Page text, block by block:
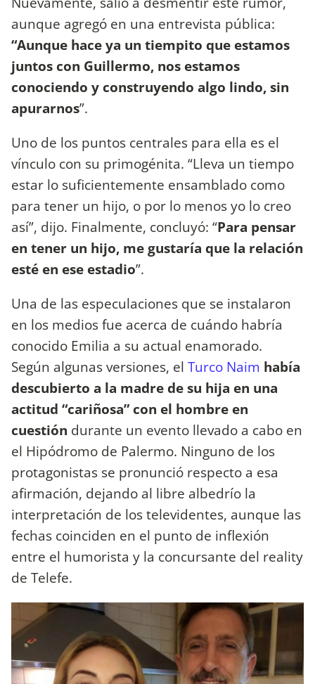
aunque agregó en una entrevista pública:
“Aunque hace ya un tiempito que estamos
juntos con Guillermo, nos estamos
conociendo y construyendo algo lindo, sin
apurarnos”.
Uno de los puntos centrales para ella es el
vínculo con su primogénita. “Lleva un tiempo
estar lo suficientemente ensamblado como
para tener un hijo, o por lo menos yo lo creo
así”, dijo. Finalmente, concluyó: “Para pensar
en tener un hijo, me gustaría que la relación
esté en ese estadio”.
Una de las especulaciones que se instalaron
en los medios fue acerca de cuándo habría
conocido Emilia a su actual enamorado.
Según algunas versiones, el Turco Naim había
descubierto a la madre de su hija en una
actitud “cariñosa” con el hombre en
cuestión durante un evento llevado a cabo en
el Hipódromo de Palermo. Ninguno de los
protagonistas se pronunció respecto a esa
afirmación, dejando al libre albedrío la
interpretación de los televidentes, aunque las
fechas coinciden en el punto de inflexión
entre el humorista y la concursante del reality
de Telefe.